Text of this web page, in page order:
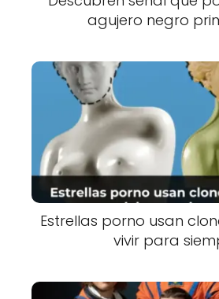
agujero negro
Estrellas porno usan
vivir para